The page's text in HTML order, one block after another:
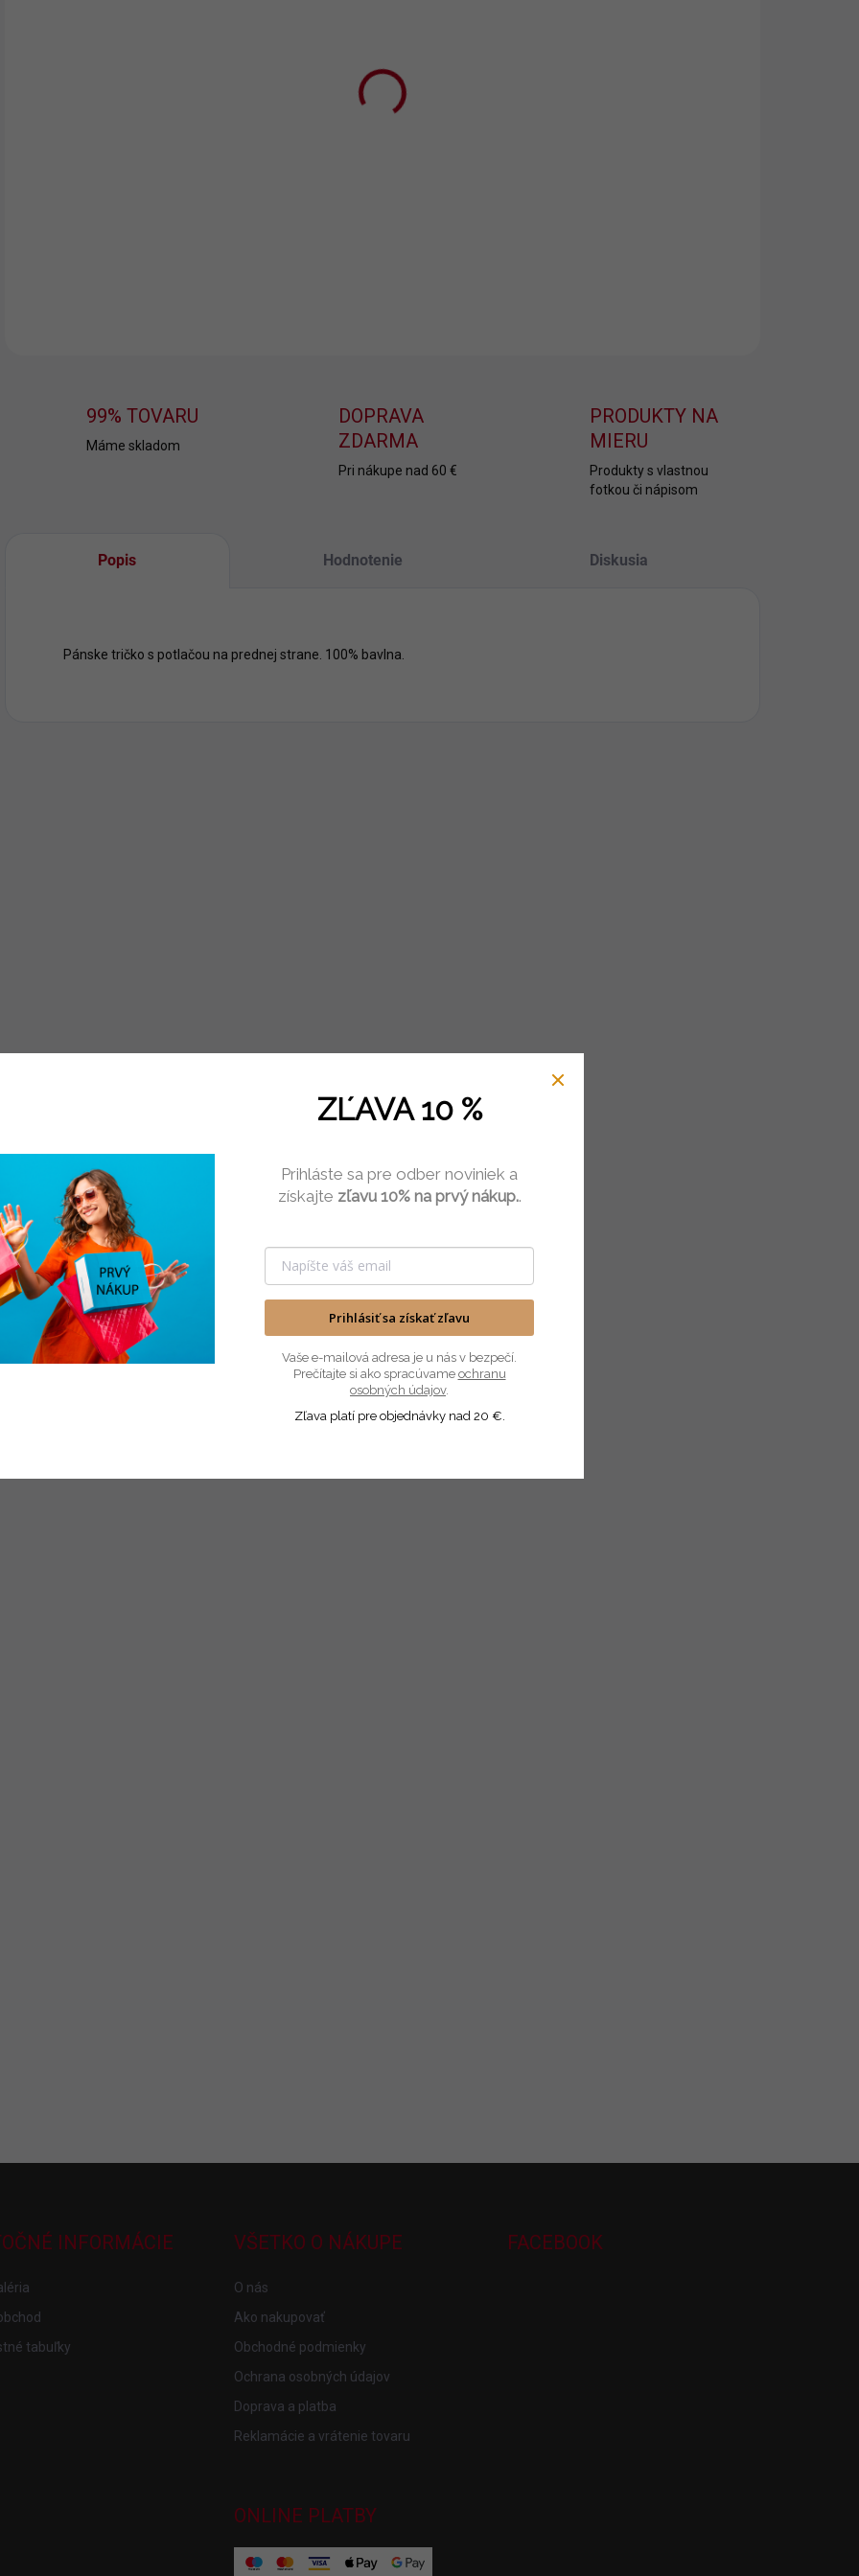
TRIČKO PÁNSKE -
VEĽKOSŤ
99% TOVARU
Máme skladom
DOPRAVA
ZDARMA
Pri nákupe nad 60 €
PRODUKTY NA
MIERU
Produkty s vlastnou
fotkou či nápisom
Popis Hodnotenie Diskusia
Pánske tričko s potlačou na prednej strane. 100% bavlna.
INFORMÁCIE
tabuľky
VŠETKO O NÁKUPE
O nás
Ako nakupovať
Obchodné podmienky
Ochrana osobných údajov
Doprava a platba
Reklamácie a vrátenie tovaru
ONLINE PLATBY
FACEBOOK
ZĽAVA 10 %
Prihláste sa pre odber noviniek a
získajte zľavu 10% na prvý nákup..
Prihlásiť sa získať zľavu
Vaše e-mailová adresa je u nás v bezpečí.
Prečítajte si ako spracúvame ochranu
osobných údajov.
Zľava platí pre objednávky nad 20 €.